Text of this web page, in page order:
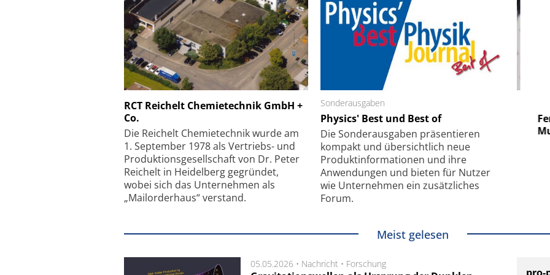
RCT Reichelt Chemietechnik GmbH +
Co.
Die Reichelt Chemietechnik wurde am
1. September 1978 als Vertriebs- und
Produktionsgesellschaft von Dr. Peter
Reichelt in Heidelberg gegründet,
wobei sich das Unternehmen als
„Mailorderhaus“ verstand.
Sonderausgaben
Physics' Best und Best of
Die Sonder­ausgaben präsentieren
kompakt und übersichtlich neue
Produkt­informationen und ihre
Anwendungen und bieten für Nutzer
wie Unternehmen ein zusätzliches
Forum.
Schäfter + Kirchhoff GmbH
Feinfokussierungsmechanismus
Elektronenmikroskopie auf
kleinstem Raum
Meist gelesen
05.05.2026 • Nachricht • Forschung